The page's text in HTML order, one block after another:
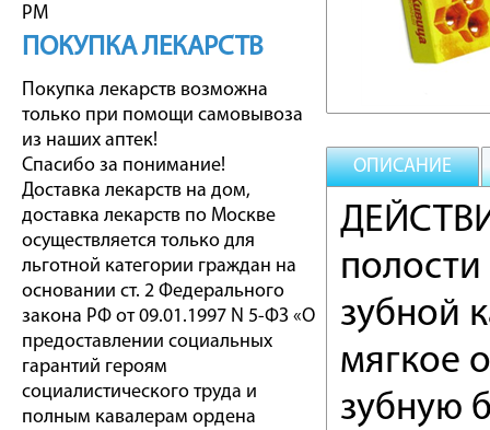
PM
ПОКУПКА ЛЕКАРСТВ
Покупка лекарств возможна
только при помощи самовывоза
из наших аптек!
Спасибо за понимание!
Доставка лекарств на дом,
доставка лекарств по Москве
осуществляется только для
льготной категории граждан на
основании ст. 2 Федерального
закона РФ от 09.01.1997 N 5-ФЗ «О
предоставлении социальных
гарантий героям
социалистического труда и
полным кавалерам ордена
ОПИСАНИЕ
полости
зубной
мягкое
зубную